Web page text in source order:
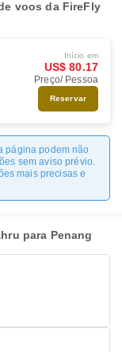
voos da FireFly
Início em
US$ 80.17
Preço/ Pessoa
Reservar
página podem não
sem aviso prévio.
mais precisas e
para Penang